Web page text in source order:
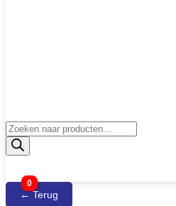
Producten
zoeken
0
← Terug